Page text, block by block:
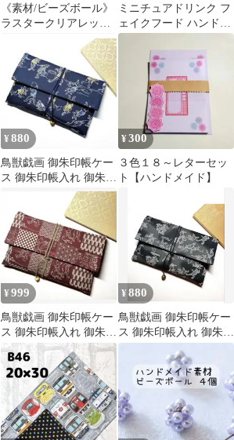
《素材/ビーズボール》
ラスタークリアレッド
8mm【６個】 手芸パー
ミニチュアドリンク フ
ェイクフード ハンドメ
イド 【104】
¥880
鳥獣戯画 御朱印帳ケー
ス 御朱印帳入れ 御朱印
帳カバー 御朱印帳袋 和
¥300
３色１８～レターセッ
ト【ハンドメイド】
¥999
鳥獣戯画 御朱印帳ケー
ス 御朱印帳入れ 御朱印
帳袋 御朱印帳カバー 兎
蛙 和柄
¥880
鳥獣戯画 御朱印帳ケー
ス 御朱印帳入れ 御朱印
帳袋 御朱印帳カバー 和